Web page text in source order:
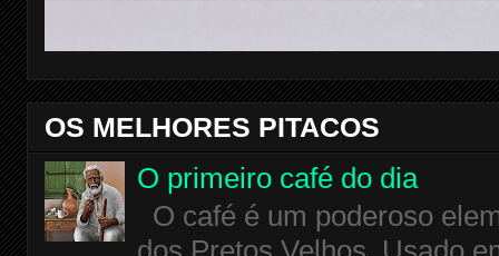
OS MELHORES PITACOS
O primeiro café do dia
O café é um poderoso